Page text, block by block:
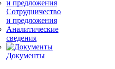
Сотрудничество
и предложения
Аналитические
сведения
Документы